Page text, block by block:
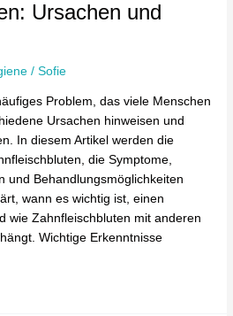
Ursachen und
/Sofie
Problem, das viele Menschen
Ursachen hinweisen und
In diesem Artikel werden die
die Symptome,
und Behandlungsmöglichkeiten
wann es wichtig ist, einen
wie Zahnfleischbluten mit anderen
Wichtige Erkenntnisse